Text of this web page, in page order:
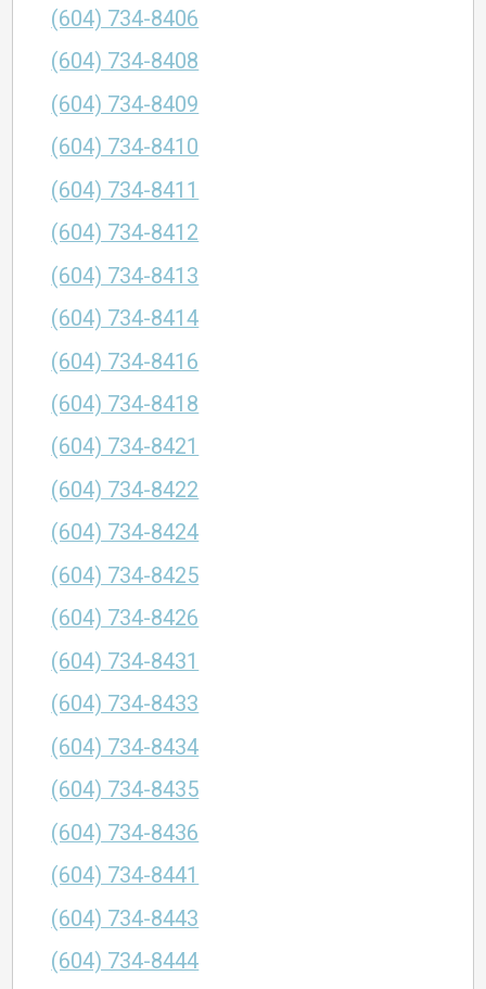
(604) 734-8406
(604) 734-8408
(604) 734-8409
(604) 734-8410
(604) 734-8411
(604) 734-8412
(604) 734-8413
(604) 734-8414
(604) 734-8416
(604) 734-8418
(604) 734-8421
(604) 734-8422
(604) 734-8424
(604) 734-8425
(604) 734-8426
(604) 734-8431
(604) 734-8433
(604) 734-8434
(604) 734-8435
(604) 734-8436
(604) 734-8441
(604) 734-8443
(604) 734-8444